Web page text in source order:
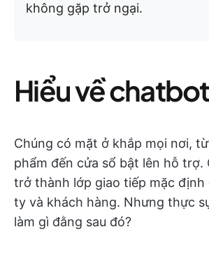
không gặp trở ngại.
Hiểu về
Chúng có mặt ở khắp mọi nơi,
phẩm đến cửa sổ bật lên hỗ trợ.
trở thành lớp giao tiếp mặc định
ty và khách hàng. Nhưng thực
làm gì đằng sau đó?